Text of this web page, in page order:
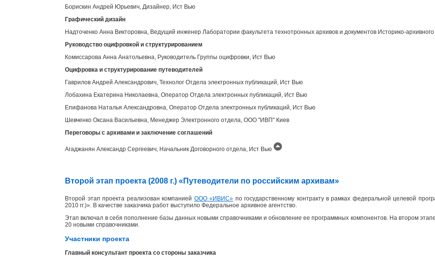
Борискин Андрей Юрьевич, Дизайнер, Ист Вью
Графический дизайн
Надточенко Анна Викторовна, Ведущий инженер Лаборатории факультета технотронных архивов и документов Историко-
Руководство оцифровкой и структурированием
Комиссарова Анна Анатольевна, Руководитель Группы оцифровки, Ист Вью
Оцифровка и структурирование путеводителей
Гаврилов Андрей Александрович, Технолог Отдела электронных публикаций, Ист Вью
Лобахина Екатерина Николаевна, Оператор Отдела электронных публикаций, Ист Вью
Епифанова Наталья Александровна, Оператор Отдела электронных публикаций, Ист Вью
Шевченко Оксана Васильевна, Менеджер Электронного отдела, OOO "ИВП" Киев
Переговоры с архивами и заключение соглашений
Агаджанян Александр Сергеевич, Начальник Договорного отдела, Ист Вью
Второй этап проекта (2008 г.) «Путеводители по российским архивам»
Второй этап проекта реализован компанией ООО «ИВИС» по государственному контракту в рамках федеральной целевой
2010 гг.)». В качестве заказчика работ выступило Федеральное архивное агентство.
Этап включал в себя пополнение базы данных новыми справочниками и обновление ее программных компонентов. На втором
20 новыми справочниками.
Участники проекта
Главный консультант проекта со стороны заказчика